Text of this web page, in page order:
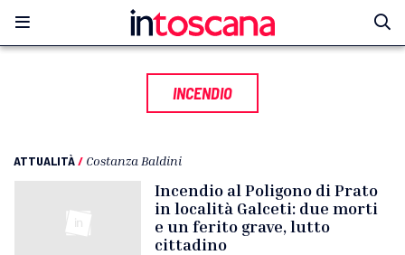
INCENDIO
ATTUALITÀ/ Costanza Baldini
Incendio al Poligono di Prato
in località Galceti: due morti
e un ferito grave, lutto
cittadino